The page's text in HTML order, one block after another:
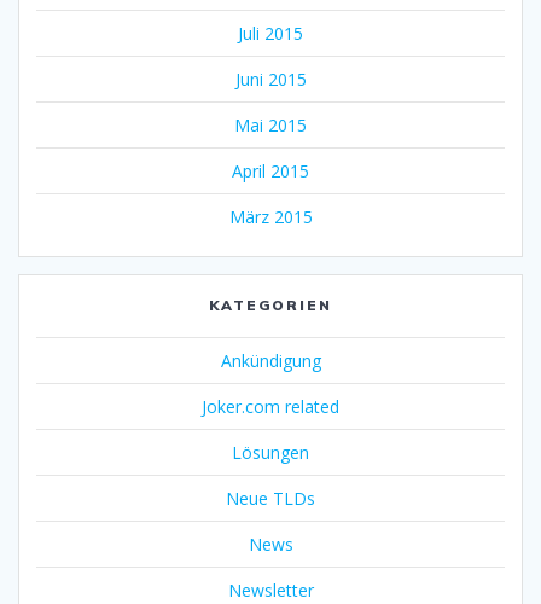
Juli 2015
Juni 2015
Mai 2015
April 2015
März 2015
KATEGORIEN
Ankündigung
Joker.com related
Lösungen
Neue TLDs
News
Newsletter